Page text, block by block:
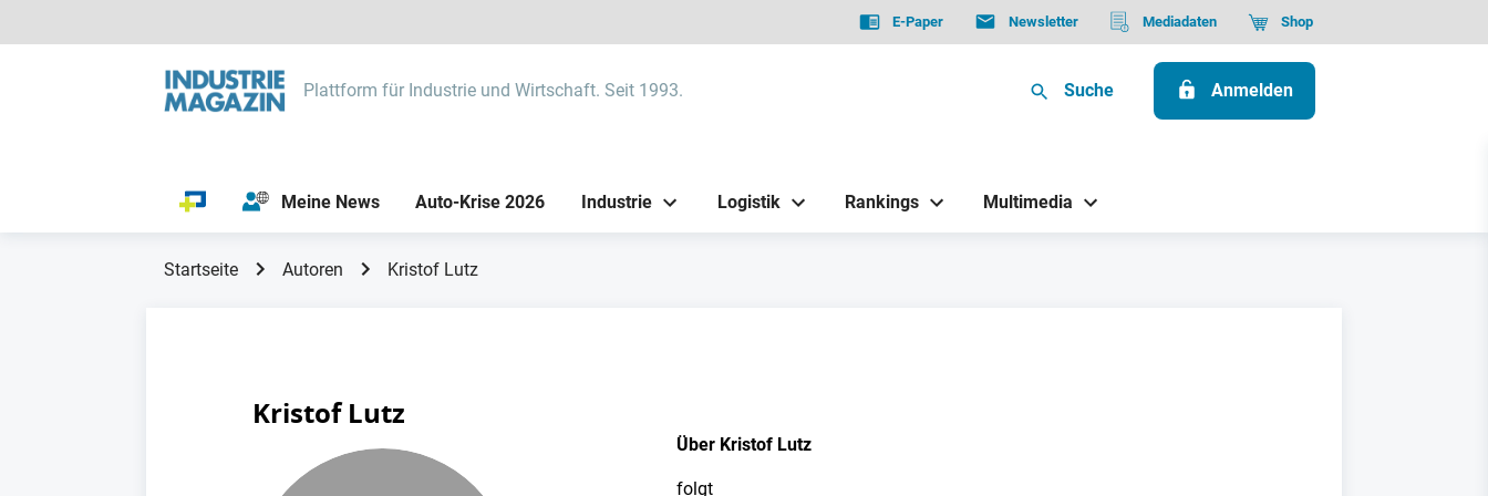
E-Paper Newsletter Mediadaten Shop
Plattform für Industrie und Wirtschaft. Seit 1993. Suche Anmelden
Meine News Auto-Krise 2026 Industrie Logistik Rankings Multimedia
Startseite Autoren Kristof Lutz
Kristof Lutz
Über Kristof Lutz
folgt